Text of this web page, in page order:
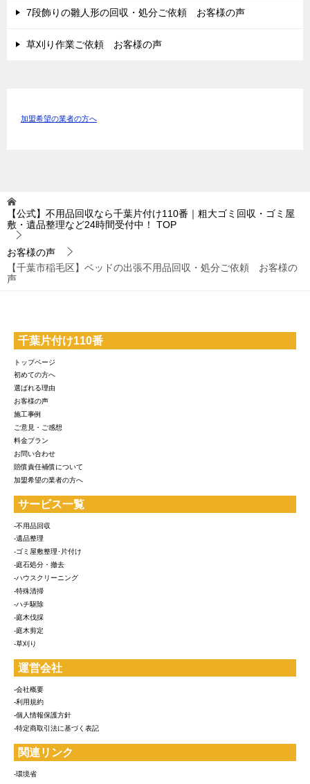
7段飾りの雛人形の回収・処分ご依頼 お客様の声
草刈り作業ご依頼 お客様の声
加盟希望の業者の方へ
【公式】不用品回収なら千葉片付け110番｜粗大ゴミ回収・ゴミ屋
敷・遺品整理など24時間受付中！
TOP
お客様の声
【千葉市稲毛区】ベッドの出張不用品回収・処分ご依頼 お客様の
声
千葉片付け110番
トップページ
初めての方へ
選ばれる理由
お客様の声
施工事例
ご意見・ご感想
料金プラン
お問い合わせ
賠償責任補償について
加盟希望の業者の方へ
サービス一覧
-不用品回収
-遺品整理
-ゴミ屋敷整理･片付け
-庭石処分・撤去
-ハウスクリーニング
-特殊清掃
-ハチ駆除
-庭木伐採
-庭木剪定
-草刈り
運営会社
-会社概要
-利用規約
-個人情報保護方針
-特定商取引法に基づく表記
関連リンク
-環境省